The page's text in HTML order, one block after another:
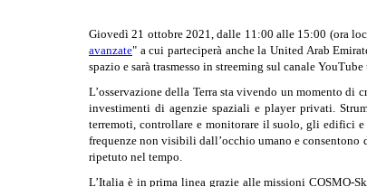
Giovedì 21 ottobre 2021, dalle 11:00 alle 15:00 (ora
avanzate" a cui parteciperà anche la United Arab
spazio e sarà trasmesso in streeming sul canale
L’osservazione della Terra sta vivendo un momento
investimenti di agenzie spaziali e player privati.
terremoti, controllare e monitorare il suolo, gli edifici
frequenze non visibili dall’occhio umano e
ripetuto nel tempo.
L’Italia è in prima linea grazie alle missioni COSMO-